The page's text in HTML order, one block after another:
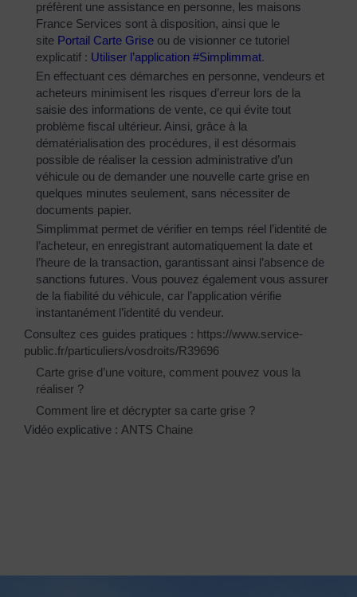
préfèrent une assistance en personne, les maisons
France Services sont à disposition, ainsi que le
site Portail Carte Grise ou de visionner ce tutoriel
explicatif : Utiliser l’application #Simplimmat.
En effectuant ces démarches en personne, vendeurs et
acheteurs minimisent les risques d’erreur lors de la
saisie des informations de vente, ce qui évite tout
problème fiscal ultérieur. Ainsi, grâce à la
dématérialisation des procédures, il est désormais
possible de réaliser la cession administrative d’un
véhicule ou de demander une nouvelle carte grise en
quelques minutes seulement, sans nécessiter de
documents papier.
Simplimmat permet de vérifier en temps réel l’identité de
l’acheteur, en enregistrant automatiquement la date et
l’heure de la transaction, garantissant ainsi l’absence de
sanctions futures. Vous pouvez également vous assurer
de la fiabilité du véhicule, car l’application vérifie
instantanément l’identité du vendeur.
Consultez ces guides pratiques : https://www.service-
public.fr/particuliers/vosdroits/R39696
Carte grise d’une voiture, comment pouvez vous la
réaliser ?
Comment lire et décrypter sa carte grise ?
Vidéo explicative : ANTS Chaine